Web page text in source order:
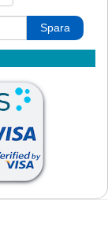
Spara